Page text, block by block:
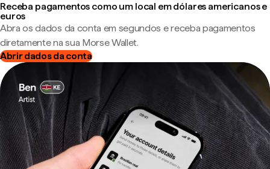
Receba pagamentos como um local em dólares americanos e
euros
Abra os dados da conta em segundos e receba pagamentos
diretamente na sua Morse Wallet.
Abrir dados da conta